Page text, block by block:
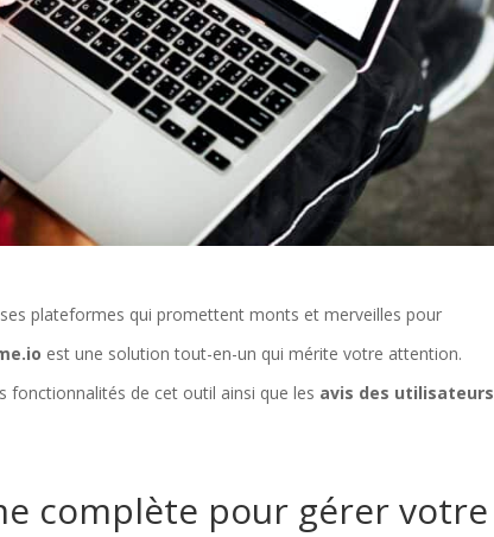
plateformes qui promettent monts et merveilles pour
est une solution tout-en-un qui mérite votre attention.
fonctionnalités de cet outil ainsi que les avis des utilisateurs
complète pour gérer votre